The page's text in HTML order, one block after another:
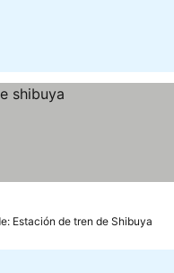
Estación de tren de Shibuya